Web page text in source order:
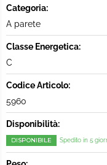
Categoria:
A parete
Classe Energetica:
C
Codice Articolo:
5960
Disponibilità:
DISPONIBILE Spedito in 5